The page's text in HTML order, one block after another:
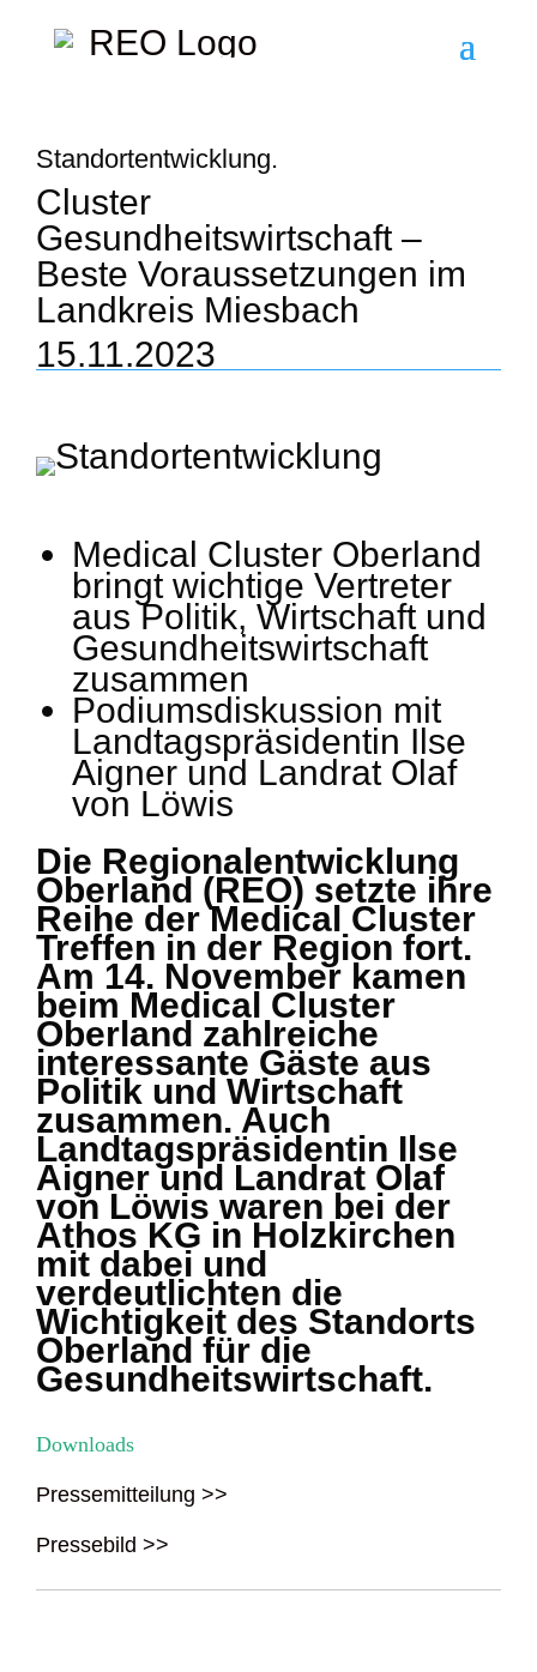
Standortentwicklung.
Cluster
Gesundheitswirtschaft –
Beste Voraussetzungen im
Landkreis Miesbach
15.11.2023
Medical Cluster Oberland
bringt wichtige Vertreter
aus Politik, Wirtschaft und
Gesundheitswirtschaft
zusammen
Podiumsdiskussion mit
Landtagspräsidentin Ilse
Aigner und Landrat Olaf
von Löwis
Die Regionalentwicklung
Oberland (REO) setzte ihre
Reihe der Medical Cluster
Treffen in der Region fort.
Am 14. November kamen
beim Medical Cluster
Oberland zahlreiche
interessante Gäste aus
Politik und Wirtschaft
zusammen. Auch
Landtagspräsidentin Ilse
Aigner und Landrat Olaf
von Löwis waren bei der
Athos KG in Holzkirchen
mit dabei und
verdeutlichten die
Wichtigkeit des Standorts
Oberland für die
Gesundheitswirtschaft.
Downloads
Pressemitteilung >>
Pressebild >>